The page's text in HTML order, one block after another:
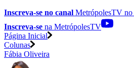
Inscreva-se no canal MetrópolesTV no
Inscreva-se na MetrópolesTV
Página Inicial
Colunas
Fábia Oliveira